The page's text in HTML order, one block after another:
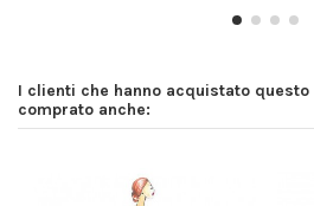
I clienti che hanno acquistato
comprato anche: